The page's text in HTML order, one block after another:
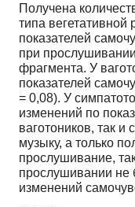
Получена
типа вегетативной
показателей
при
фрагмента. У
показателей
= 0,08). У
изменений по
ваготоников, так
музыку, а только
прослушивание,
прослушивании не
изменений